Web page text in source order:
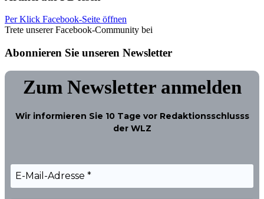
Per Klick Facebook-Seite öffnen
Trete unserer Facebook-Community bei
Abonnieren Sie unseren Newsletter
Zum Newsletter anmelden
Wir informieren Sie 10 Tage vor Redaktionsschlusss
der WLZ